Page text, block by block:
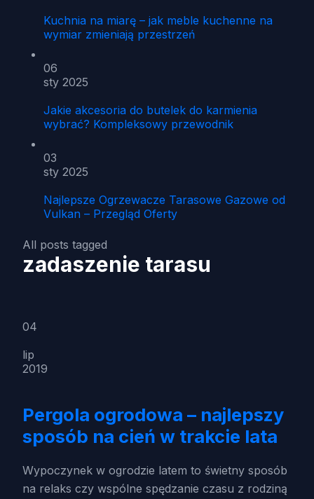
Kuchnia na miarę – jak meble kuchenne na
wymiar zmieniają przestrzeń
06
sty 2025
Jakie akcesoria do butelek do karmienia
wybrać? Kompleksowy przewodnik
03
sty 2025
Najlepsze Ogrzewacze Tarasowe Gazowe od
Vulkan – Przegląd Oferty
All posts tagged
zadaszenie tarasu
04
lip
2019
Pergola ogrodowa – najlepszy
sposób na cień w trakcie lata
Wypoczynek w ogrodzie latem to świetny sposób
na relaks czy wspólne spędzanie czasu z rodziną